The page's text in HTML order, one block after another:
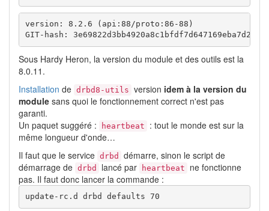
version: 8.2.6 (api:88/proto:86-88)
GIT-hash:
Sous Hardy Heron, la version du module et des outils est la
8.0.11.
Installation de drbd8-utils version idem à la version du
module sans quoi le fonctionnement correct n'est pas
garanti.
Un paquet suggéré :
heartbeat
: tout le monde est sur la
même longueur d'onde…
Il faut que le service drbd
démarre, sinon le script de
démarrage de drbd lancé par heartbeat
ne fonctionne
pas. Il faut donc lancer la commande :
update-rc.d drbd defaults 70